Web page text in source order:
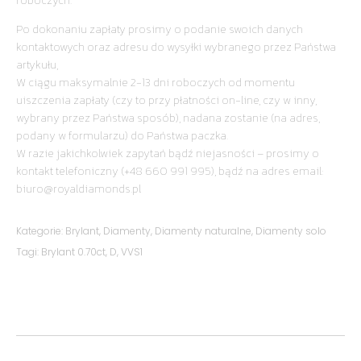
Po dokonaniu zapłaty prosimy o podanie swoich danych
kontaktowych oraz adresu do wysyłki wybranego przez Państwa
artykułu,
W ciągu maksymalnie 2-13 dni roboczych od momentu
uiszczenia zapłaty (czy to przy płatności on-line, czy w inny,
wybrany przez Państwa sposób), nadana zostanie (na adres,
podany w formularzu) do Państwa paczka.
W razie jakichkolwiek zapytań bądź niejasności – prosimy o
kontakt telefoniczny (+48 660 991 995), bądź na adres email:
biuro@royaldiamonds.pl
Kategorie: Brylant, Diamenty, Diamenty naturalne, Diamenty solo
Tagi: Brylant 0.70ct, D,VVS1